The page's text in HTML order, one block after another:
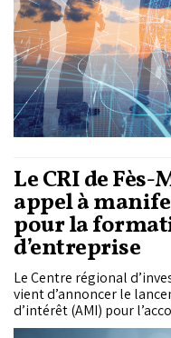
Le CRI de
appel à
pour la
d’entreprise
Le Centre régional
vient d’annoncer le
d’intérêt (AMI) pour
des capacités